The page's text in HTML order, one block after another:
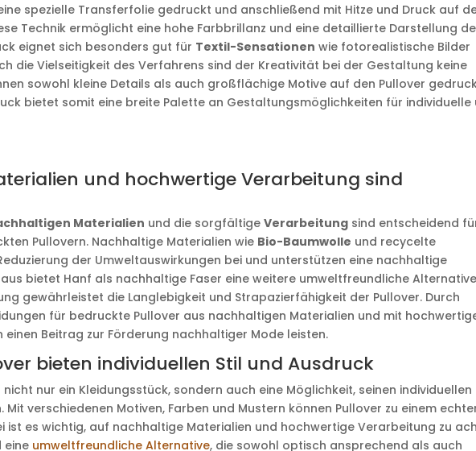
spezielle Transferfolie gedruckt und anschließend mit Hitze und Druck auf
Technik ermöglicht eine hohe Farbbrillanz und eine detaillierte Darstellung
eignet sich besonders gut für Textil-Sensationen wie fotorealistische Bilder
die Vielseitigkeit des Verfahrens sind der Kreativität bei der Gestaltung keine
sowohl kleine Details als auch großflächige Motive auf den Pullover
bietet somit eine breite Palette an Gestaltungsmöglichkeiten für individuelle
und hochwertige Verarbeitung sind
Materialien und die sorgfältigeVerarbeitung sind entscheidend
Pullovern. Nachhaltige Materialien wie Bio-Baumwolle und recycelte
der Umweltauswirkungen bei und unterstützen eine nachhaltige
bietet Hanf als nachhaltige Faser eine weitere umweltfreundliche
gewährleistet die Langlebigkeit und Strapazierfähigkeit der Pullover. Durch
für bedruckte Pullover aus nachhaltigen Materialien und mit
Beitrag zur Förderung nachhaltiger Mode leisten.
bieten individuellen Stil und Ausdruck
nur ein Kleidungsstück, sondern auch eine Möglichkeit, seinen individuellen
Mit verschiedenen Motiven, Farben und Mustern können Pullover zu einem
ist es wichtig, auf nachhaltige Materialien und hochwertige Verarbeitung zu
eine umweltfreundliche Alternative, die sowohl optisch ansprechend als auch